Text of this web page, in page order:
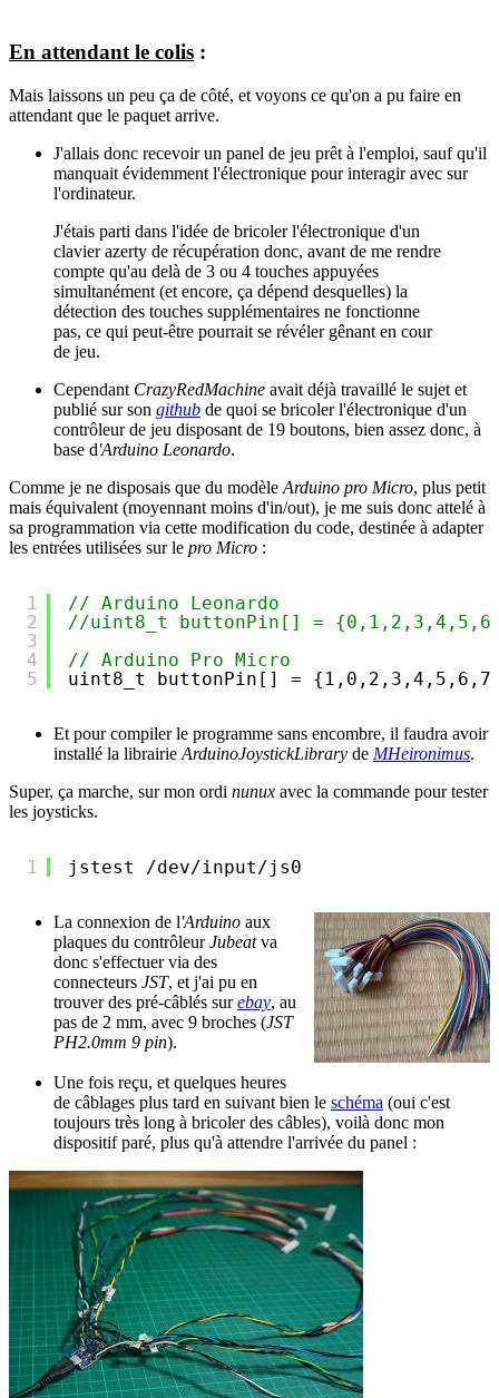
En attendant le colis :
Mais laissons un peu ça de côté, et voyons ce qu'on a pu faire en
attendant que le paquet arrive.
J'allais donc recevoir un panel de jeu prêt à l'emploi, sauf qu'il
manquait évidemment l'électronique pour interagir avec sur
l'ordinateur.
J'étais parti dans l'idée de bricoler l'électronique d'un
clavier azerty de récupération donc, avant de me rendre
compte qu'au delà de 3 ou 4 touches appuyées
simultanément (et encore, ça dépend desquelles) la
détection des touches supplémentaires ne fonctionne
pas, ce qui peut-être pourrait se révéler gênant en cour
de jeu.
Cependant CrazyRedMachine avait déjà travaillé le sujet et
publié sur son github de quoi se bricoler l'électronique d'un
contrôleur de jeu disposant de 19 boutons, bien assez donc, à
base d'Arduino Leonardo.
Comme je ne disposais que du modèle Arduino pro Micro, plus petit
mais équivalent (moyennant moins d'in/out), je me suis donc attelé à
sa programmation via cette modification du code, destinée à adapter
les entrées utilisées sur le pro Micro :
1
2
3
4
5
// Arduino Leonardo
//uint8_t buttonPin[] =
// Arduino Pro Micro
uint8_t buttonPin[] =
Et pour compiler le programme sans encombre, il faudra avoir
installé la librairie ArduinoJoystickLibrary de MHeironimus.
Super, ça marche, sur mon ordi nunux avec la commande pour tester
les joysticks.
1 jstest /dev/input/js0
La connexion de l'Arduino aux
plaques du contrôleurJubeatva
donc s'effectuer via des
connecteurs JST, et j'ai pu en
trouver des pré-câblés surebay, au
pas de 2 mm, avec 9 broches (JST
PH2.0mm 9 pin).
Une fois reçu, et quelques heures
de câblages plus tard en suivant bien le schéma (oui c'est
toujours très long à bricoler des câbles), voilà donc mon
dispositif paré, plus qu'à attendre l'arrivée du panel :